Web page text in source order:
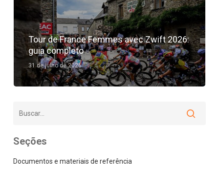
Tour de France Femmes avec Zwift 2026:
guia completo
31 de julho de 2026
Seções
Documentos e materiais de referência